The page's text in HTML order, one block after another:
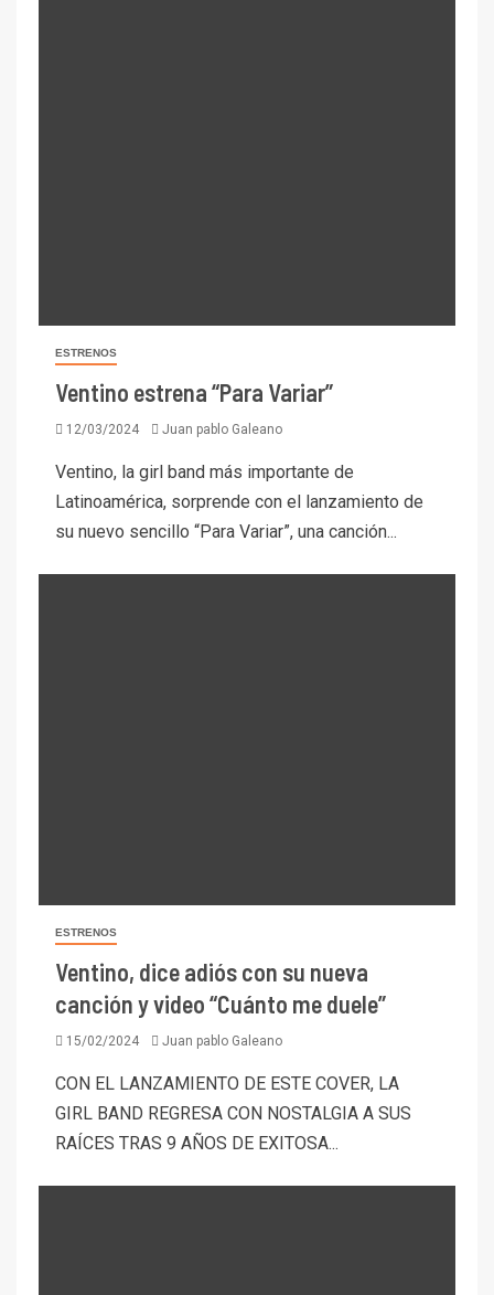
ESTRENOS
Ventino estrena “Para Variar”
12/03/2024 Juan pablo Galeano
Ventino, la girl band más importante de
Latinoamérica, sorprende con el lanzamiento de
su nuevo sencillo “Para Variar”, una canción...
ESTRENOS
Ventino, dice adiós con su nueva
canción y video “Cuánto me duele”
15/02/2024 Juan pablo Galeano
CON EL LANZAMIENTO DE ESTE COVER, LA
GIRL BAND REGRESA CON NOSTALGIA A SUS
RAÍCES TRAS 9 AÑOS DE EXITOSA...